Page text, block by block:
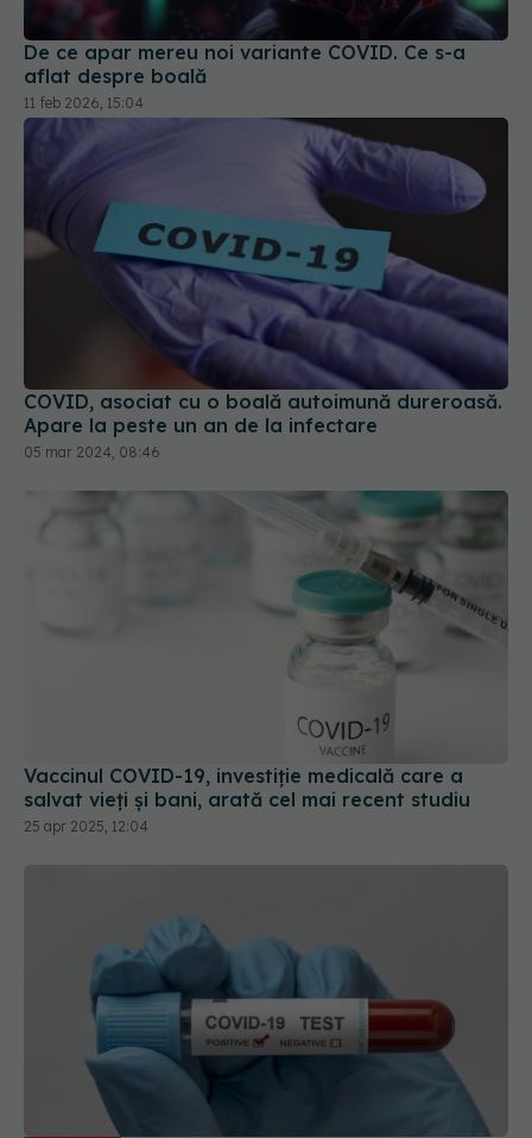
De ce apar mereu noi variante COVID. Ce s-a
aflat despre boală
11 feb 2026, 15:04
COVID, asociat cu o boală autoimună dureroasă.
Apare la peste un an de la infectare
05 mar 2024, 08:46
Vaccinul COVID-19, investiție medicală care a
salvat vieți și bani, arată cel mai recent studiu
25 apr 2025, 12:04